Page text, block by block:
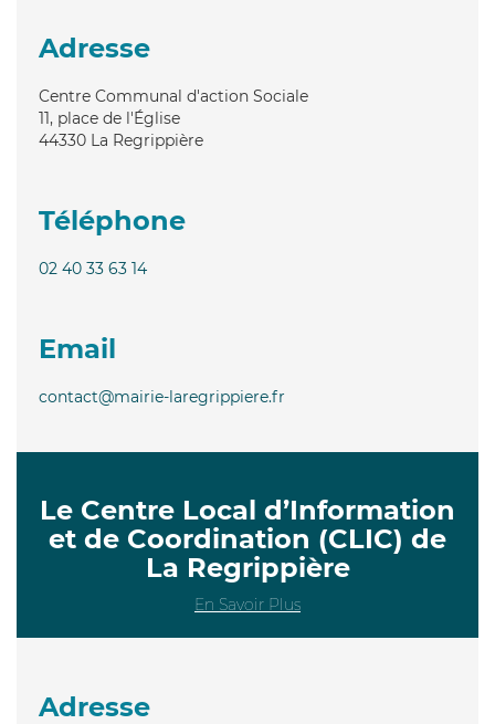
Adresse
Centre Communal d'action Sociale
11, place de l'Église
44330 La Regrippière
Téléphone
02 40 33 63 14
Email
contact@mairie-laregrippiere.fr
Le Centre Local d’Information
et de Coordination (CLIC) de
La Regrippière
En Savoir Plus
Adresse